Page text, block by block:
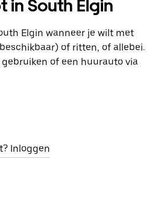
in South Elgin
Elgin wanneer je wilt met
of ritten, of allebei.
of een huurauto via
Inloggen